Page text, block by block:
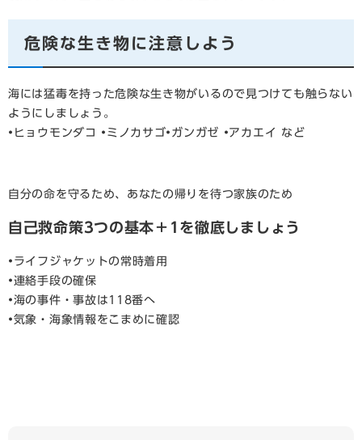
危険な生き物に注意しよう
海には猛毒を持った危険な生き物がいるので見つけても触らない
ようにしましょう。
•ヒョウモンダコ •ミノカサゴ•ガンガゼ •アカエイ など
自分の命を守るため、あなたの帰りを待つ家族のため
自己救命策3つの基本＋1を徹底しましょう
•ライフジャケットの常時着用
•連絡手段の確保
•海の事件・事故は118番へ
•気象・海象情報をこまめに確認